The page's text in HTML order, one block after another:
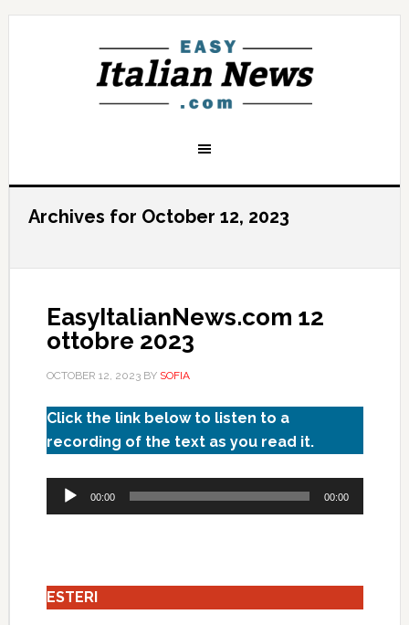
Archives for October 12, 2023
EasyItalianNews.com 12
ottobre 2023
OCTOBER 12, 2023BY SOFIA
Click the link below to listen to a
recording of the text as you read it.
Audio
Player
00:00 00:00
ESTERI